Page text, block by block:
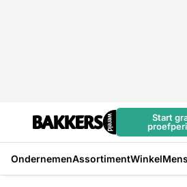
Start
OndernemenAssortimentWinkel